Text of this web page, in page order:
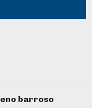
barroso